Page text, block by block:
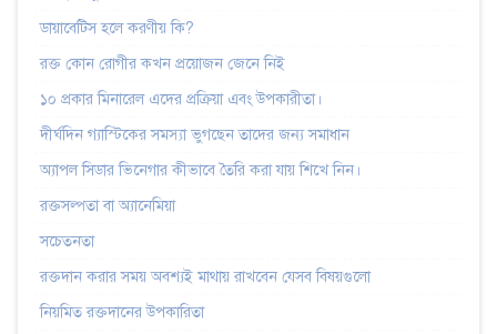
ডায়াবেটিস হলে করণীয় কি?
রক্ত কোন রোগীর কখন প্রয়োজন জেনে নিই
১০ প্রকার মিনারেল এদের প্রক্রিয়া এবং উপকারীতা।
দীর্ঘদিন গ্যাস্টিকের সমস্যা ভুগছেন তাদের জন্য সমাধান
অ্যাপল সিডার ভিনেগার কীভাবে তৈরি করা যায় শিখে নিন।
রক্তসল্পতা বা অ্যানেমিয়া
সচেতনতা
রক্তদান করার সময় অবশ্যই মাথায় রাখবেন যেসব বিষয়গুলো
‌নিয়‌মিত রক্তদা‌নের উপকা‌রিতা